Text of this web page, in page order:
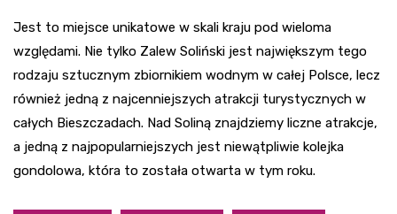
Jest to miejsce unikatowe w skali kraju pod wieloma
względami. Nie tylko Zalew Soliński jest największym tego
rodzaju sztucznym zbiornikiem wodnym w całej Polsce, lecz
również jedną z najcenniejszych atrakcji turystycznych w
całych Bieszczadach. Nad Soliną znajdziemy liczne atrakcje,
a jedną z najpopularniejszych jest niewątpliwie kolejka
gondolowa, która to została otwarta w tym roku.